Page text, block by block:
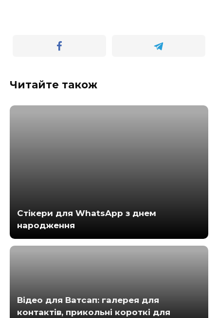
Читайте також
Стікери для WhatsApp з днем
народження
Відео для Ватсап: галерея для
контактів, прикольні короткі для